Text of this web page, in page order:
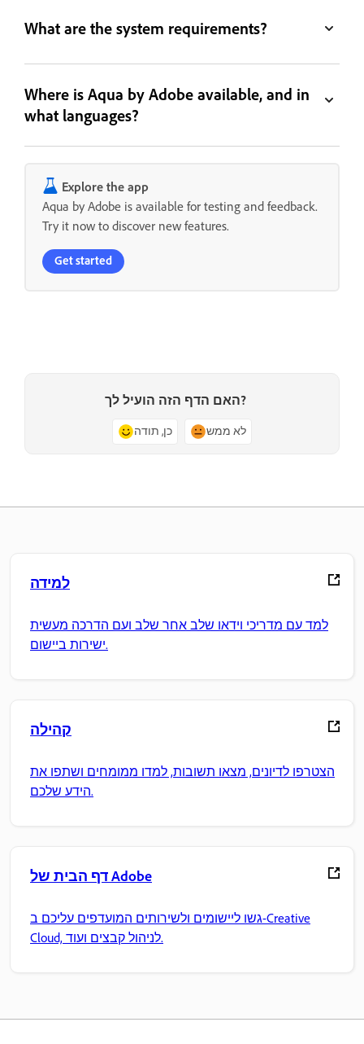
What are the system requirements?
Where is Aqua by Adobe available, and in
what languages?
Explore the app
Aqua by Adobe is available for testing and feedback.
Try it now to discover new features.
Get started
האם הדף הזה הועיל לך?
כן, תודה לא ממש
למידה
למד עם מדריכי וידאו שלב אחר שלב ועם הדרכה מעשית
ישירות ביישום.
קהילה
הצטרפו לדיונים, מצאו תשובות, למדו ממומחים ושתפו את
הידע שלכם.
דף הבית של Adobe
גשו ליישומים ולשירותים המועדפים עליכם ב-Creative
Cloud, לניהול קבצים ועוד.